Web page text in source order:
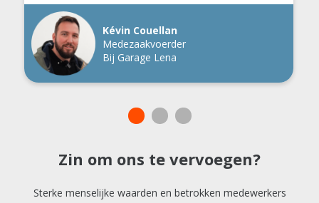
Kévin Couellan
Medezaakvoerder
Bij Garage Lena
Zin om ons te vervoegen?
Sterke menselijke waarden en betrokken medewerkers